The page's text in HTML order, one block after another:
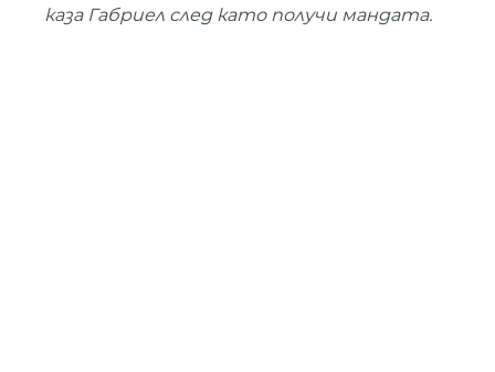
каза Габриел след като получи мандата.